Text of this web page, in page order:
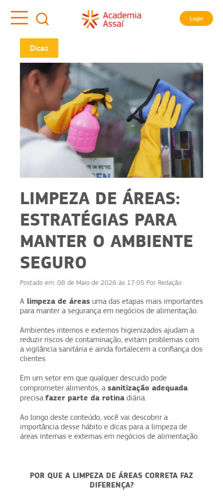
Login
Dicas
LIMPEZA DE ÁREAS:
ESTRATÉGIAS PARA
MANTER O AMBIENTE
SEGURO
Postado em: 08 de Maio de 2026 às 17:05 Por Redação
A limpeza de áreas uma das etapas mais importantes
para manter a segurança em negócios de alimentação.
Ambientes internos e externos higienizados ajudam a
reduzir riscos de contaminação, evitam problemas com
a vigilância sanitária e ainda fortalecem a confiança dos
clientes.
Em um setor em que qualquer descuido pode
comprometer alimentos, a sanitização adequada
precisa fazer parte da rotina diária.
Ao longo deste conteúdo, você vai descobrir a
importância desse hábito e dicas para a limpeza de
áreas internas e externas em negócios de alimentação.
POR QUE A LIMPEZA DE ÁREAS CORRETA FAZ
DIFERENÇA?